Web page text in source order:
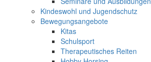
Kindeswohl und Jugendschutz
Bewegungsangebote
Kitas
Schulsport
Therapeutisches Reiten